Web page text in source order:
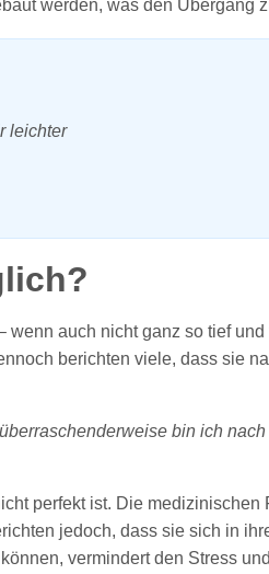
werden, was den Übergang
leichter
wenn auch nicht ganz so tief
berichten viele, dass sie
bin ich
perfekt ist. Die
jedoch, dass sie sich in
vermindert den Stress